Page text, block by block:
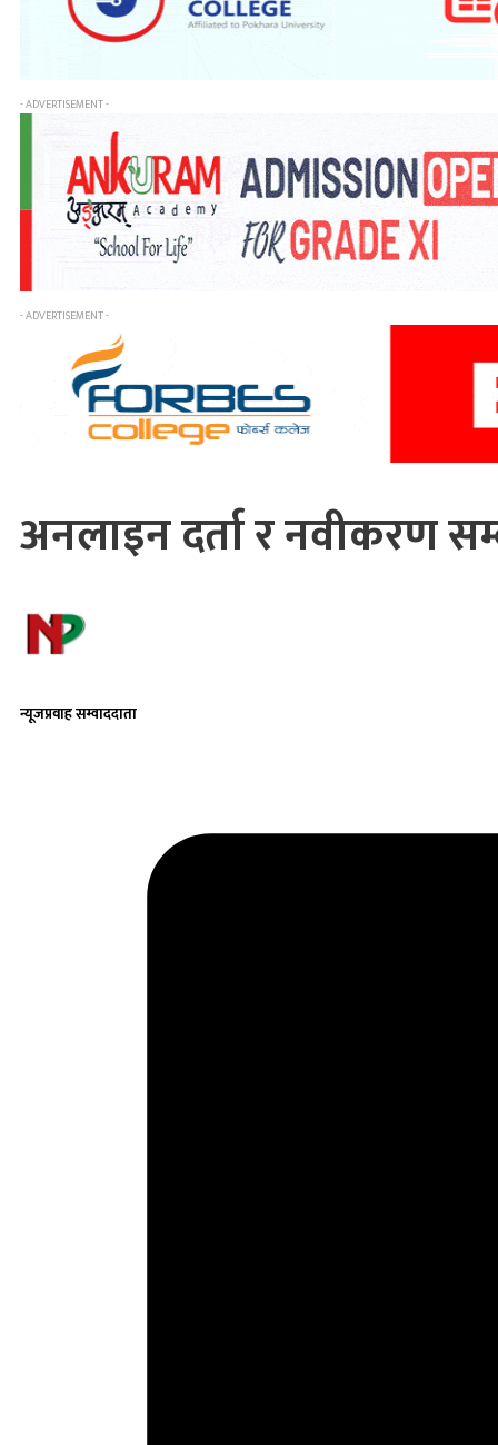
- ADVERTISEMENT -
- ADVERTISEMENT -
अनलाइन दर्ता र नवीकरण
न्यूजप्रवाह सम्वाददाता